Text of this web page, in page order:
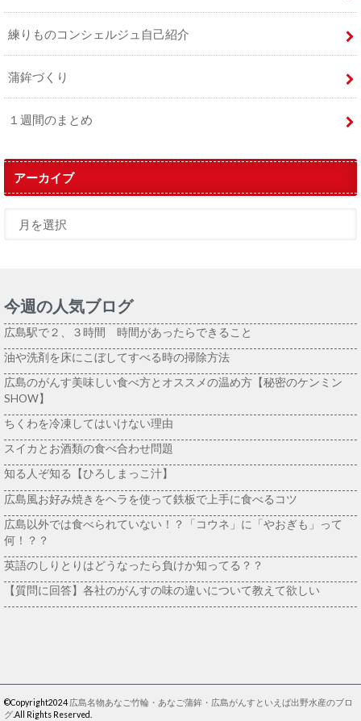
練りものコンシェルジュ自己紹介
蒲鉾づくり
１週間のまとめ
アーカイブ
今週の人気ブログ
広島駅で２、３時間 時間があったらできること
油や洗剤を床にこぼしてすべる時の掃除方法
広島のがんす美味しい食べ方とオススメの温め方【秘密のケンミン
SHOW】
ちくわを冷凍してはいけない理由
スイカとお酒類の食べ合わせ問題
知る人ぞ知る【ひろしまっこ汁】
広島風お好み焼きをヘラを使って鉄板で上手に食べるコツ
広島以外では食べられていない！？「コウネ」に「やおぎも」って
何！？？
英語のしりとりはどうなったら負けか知ってる？？
【質問に回答】各社のがんすの味の違いについて教えて欲しい
©Copyright2024 広島名物あなご竹輪・あなご蒲鉾・広島がんすといえば出野水産のブロ
グ.All Rights Reserved.